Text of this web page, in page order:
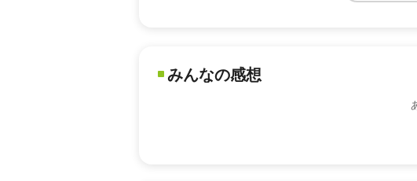
みんなの感想